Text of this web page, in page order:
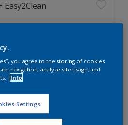
Ekstremt god dekkevne
Avtørkbaryou agree to the storing of cookies
navigation, analyze site usage, and
Info
Settings